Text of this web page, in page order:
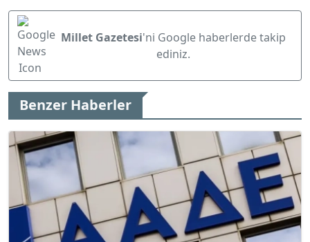
Millet Gazetesi'ni Google haberlerde takip
ediniz.
Benzer Haberler